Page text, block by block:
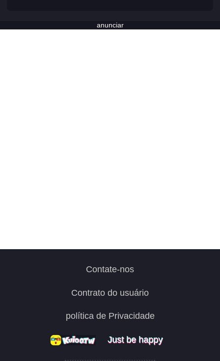
anunciar
Contate-nos
Contrato do usuário
política de Privacidade
Just be happy
Just be happy
Just be happy